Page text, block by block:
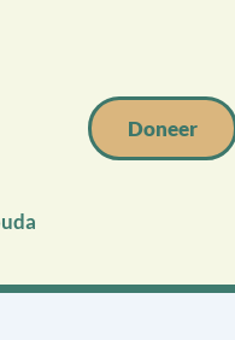
Doneer